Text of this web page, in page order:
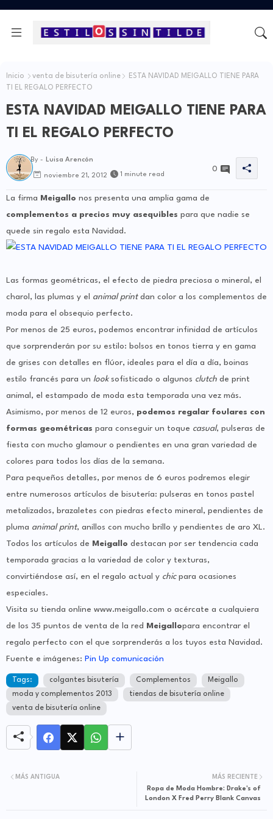
Inicio venta de bisutería online
ESTA NAVIDAD MEIGALLO TIENE PARA
TI EL REGALO PERFECTO
ESTA NAVIDAD MEIGALLO TIENE PARA
TI EL REGALO PERFECTO
By - Luisa Arencón
noviembre 21, 2012 1 minute read
0
La firma Meigallo nos presenta una amplia gama de
complementos a precios muy asequibles para que nadie se
quede sin regalo esta Navidad.
Las formas geométricas, el efecto de piedra preciosa o mineral, el
charol, las plumas y el animal print dan color a los complementos de
moda para el obsequio perfecto.
Por menos de 25 euros, podemos encontrar infinidad de artículos
que sorprenderán por su estilo: bolsos en tonos tierra y en gama
de grises con detalles en flúor, ideales para el día a día, boinas
estilo francés para un look sofisticado o algunos clutch de print
animal, el estampado de moda esta temporada una vez más.
Asimismo, por menos de 12 euros, podemos regalar foulares con
formas geométricas para conseguir un toque casual, pulseras de
fiesta con mucho glamour o pendientes en una gran variedad de
colores para todos los días de la semana.
Para pequeños detalles, por menos de 6 euros podremos elegir
entre numerosos artículos de bisutería: pulseras en tonos pastel
metalizados, brazaletes con piedras efecto mineral, pendientes de
pluma animal print, anillos con mucho brillo y pendientes de aro XL.
Todos los artículos de Meigallo destacan por ser tendencia cada
temporada gracias a la variedad de color y texturas,
convirtiéndose así, en el regalo actual y chic para ocasiones
especiales.
Visita su tienda online www.meigallo.com o acércate a cualquiera
de los 35 puntos de venta de la red
Meigallopara encontrar el
regalo perfecto con el que sorprenderás a los tuyos esta Navidad.
Fuente e imágenes: Pin Up comunicación
Tags: colgantes bisutería Complementos
Meigallo
moda y complementos 2013
tiendas de bisutería online
venta de bisutería online
MÁS RECIENTE
Ropa de Moda Hombre: Drake's of
MÁS ANTIGUA